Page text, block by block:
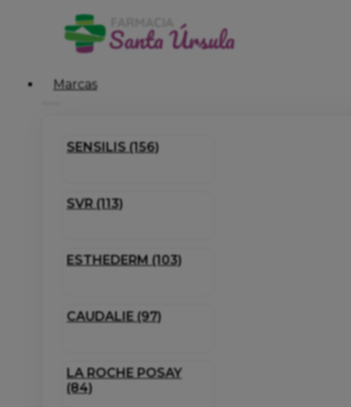
Marcas
SENSILIS (156)
SVR (113)
ESTHEDERM (103)
CAUDALIE (97)
LA ROCHE POSAY
(84)